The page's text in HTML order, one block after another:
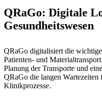
QRaGo: Digitale
Gesundheitswesen
QRaGo digitalisiert die
Patienten- und
Planung der Transporte und
QRaGo die langen
Klinikprozesse.